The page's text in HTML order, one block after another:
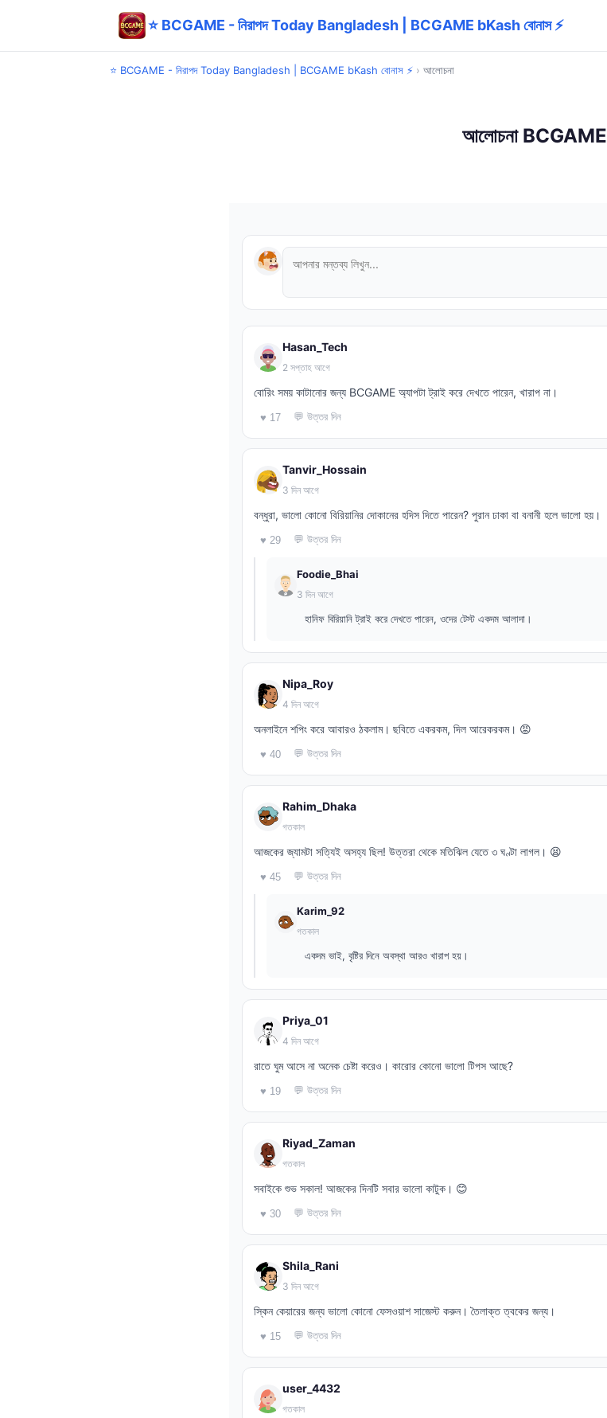
⭐ BCGAME - নিরাপদ Today Bangladesh | BCGAME bKash বোনাস ⚡
⭐ BCGAME - নিরাপদ Today Bangladesh | BCGAME bKash বোনাস ⚡ › আলোচনা
আলোচনা BCGAME
Hasan_Tech
2 সপ্তাহ আগে
বোরিং সময় কাটানোর জন্য BCGAME অ্যাপটা ট্রাই করে দেখতে পারেন, খারাপ না।
♥ 17 💬 উত্তর দিন
Tanvir_Hossain
3 দিন আগে
বন্ধুরা, ভালো কোনো বিরিয়ানির দোকানের হদিস দিতে পারেন? পুরান ঢাকা বা বনানী হলে ভালো হয়।
♥ 29 💬 উত্তর দিন
Foodie_Bhai
3 দিন আগে
হানিফ বিরিয়ানি ট্রাই করে দেখতে পারেন, ওদের টেস্ট একদম আলাদা।
Nipa_Roy
4 দিন আগে
অনলাইনে শপিং করে আবারও ঠকলাম। ছবিতে একরকম, দিল আরেকরকম। 😡
♥ 40 💬 উত্তর দিন
Rahim_Dhaka
গতকাল
আজকের জ্যামটা সত্যিই অসহ্য ছিল! উত্তরা থেকে মতিঝিল যেতে ৩ ঘণ্টা লাগল। 😫
♥ 45 💬 উত্তর দিন
Karim_92
গতকাল
একদম ভাই, বৃষ্টির দিনে অবস্থা আরও খারাপ হয়।
Priya_01
4 দিন আগে
রাতে ঘুম আসে না অনেক চেষ্টা করেও। কারোর কোনো ভালো টিপস আছে?
♥ 19 💬 উত্তর দিন
Riyad_Zaman
গতকাল
সবাইকে শুভ সকাল! আজকের দিনটি সবার ভালো কাটুক। 😊
♥ 30 💬 উত্তর দিন
Shila_Rani
3 দিন আগে
স্কিন কেয়ারের জন্য ভালো কোনো ফেসওয়াশ সাজেস্ট করুন। তৈলাক্ত ত্বকের জন্য।
♥ 15 💬 উত্তর দিন
user_4432
গতকাল